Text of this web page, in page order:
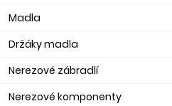
Madla
Držáky madla
Nerezové zábradlí
Nerezové komponenty